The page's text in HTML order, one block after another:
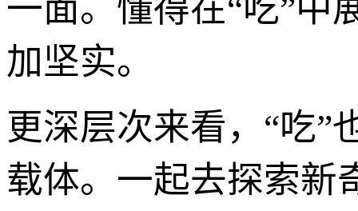
一面。懂得在“吃”中
加坚实。
更深层次来看，“吃”
载体。一起去探索新